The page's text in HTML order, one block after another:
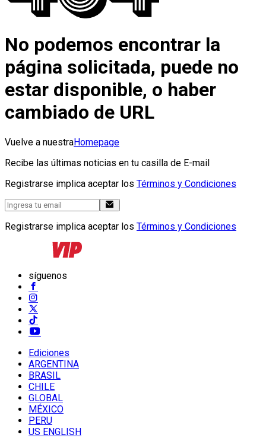
No podemos encontrar la
página solicitada, puede no
estar disponible, o haber
cambiado de URL
Vuelve a nuestraHomepage
Recibe las últimas noticias en tu casilla de E-mail
Registrarse implica aceptar los Términos y Condiciones
Registrarse implica aceptar los Términos y Condiciones
síguenos
Ediciones
ARGENTINA
BRASIL
CHILE
GLOBAL
MÉXICO
PERU
US ENGLISH